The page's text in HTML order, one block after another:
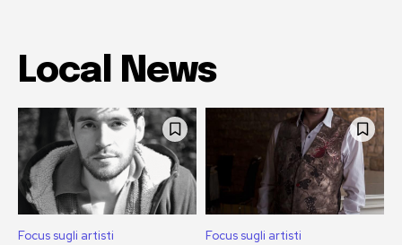
Local News
Focus sugli artisti Focus sugli artisti